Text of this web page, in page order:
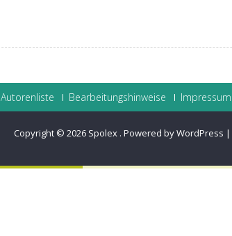
Autorenliste Bearbeitungshinweise Impressum
Copyright © 2026 Spolex . Powered by WordPress |